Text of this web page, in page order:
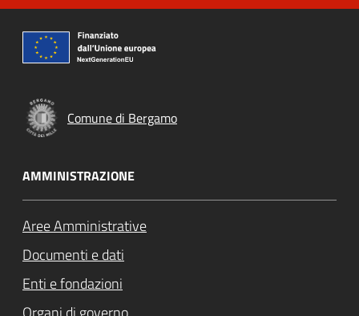
Comune di Bergamo
AMMINISTRAZIONE
Aree Amministrative
Documenti e dati
Enti e fondazioni